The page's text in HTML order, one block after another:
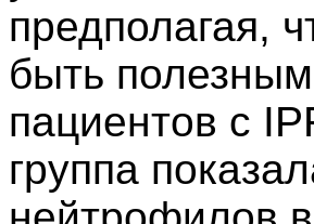
предполагая,
быть
пациентов с
группа